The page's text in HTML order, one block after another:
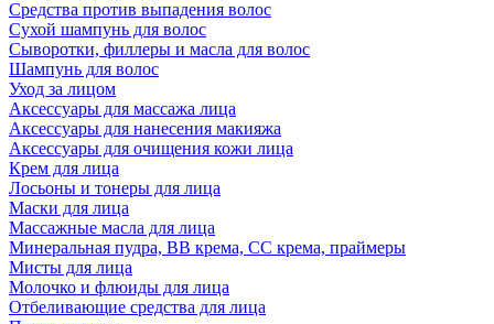
Средства против выпадения волос
Сухой шампунь для волос
Сыворотки, филлеры и масла для волос
Шампунь для волос
Уход за лицом
Аксессуары для массажа лица
Аксессуары для нанесения макияжа
Аксессуары для очищения кожи лица
Крем для лица
Лосьоны и тонеры для лица
Маски для лица
Массажные масла для лица
Минеральная пудра, BB крема, СС крема, праймеры
Мисты для лица
Молочко и флюиды для лица
Отбеливающие средства для лица